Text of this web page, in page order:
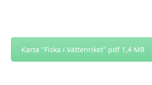
Karta "Fiska i Vattenriket" pdf 1,4 MB